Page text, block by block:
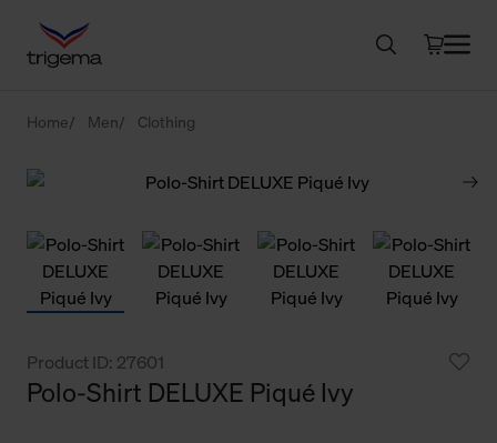
Home Men Clothing
Product ID: 27601
Polo-Shirt DELUXE Piqué Ivy